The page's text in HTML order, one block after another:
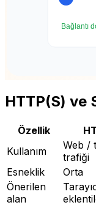
HTTP(S) ve
Özellik
Kullanım
Web /
trafiği
Esneklik
Orta
Önerilen
alan